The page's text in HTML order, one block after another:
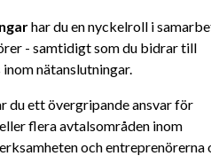
har du en nyckelroll i
- samtidigt som du bidrar till
nätanslutningar.
du ett övergripande ansvar för
flera avtalsområden inom
och entreprenörerna